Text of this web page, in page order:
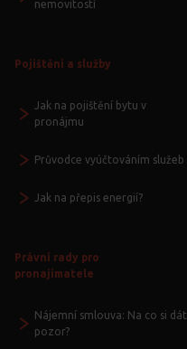
nemovitostí
Pojištění a služby
Jak na pojištění bytu v
pronájmu
Průvodce vyúčtováním služeb
Jak na přepis energií?
Právní rady pro
pronajímatele
Nájemní smlouva: Na co si dát
pozor?